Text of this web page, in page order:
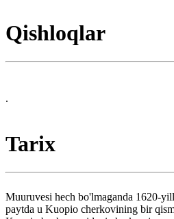
Qishloqlar
.
Tarix
Muuruvesi hech bo'lmaganda 1620-
paytda u Kuopio cherkovining bir